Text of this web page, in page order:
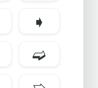
➧
➫